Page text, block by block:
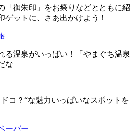
「御朱印」をお祭りなどとともに紹
ゲットに、さあ出かけよう！
る温泉がいっぱい！「やまぐち温泉
な
コ？“な魅力いっぱいなスポットを
ーパー